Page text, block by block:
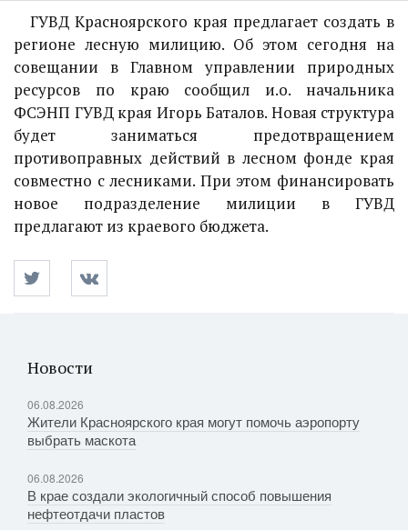
ГУВД Красноярского края предлагает создать в
регионе лесную милицию. Об этом сегодня на
совещании в Главном управлении природных
ресурсов по краю сообщил и.о. начальника
ФСЭНП ГУВД края Игорь Баталов. Новая структура
будет заниматься предотвращением
противоправных действий в лесном фонде края
совместно с лесниками. При этом финансировать
новое подразделение милиции в ГУВД
предлагают из краевого бюджета.
Новости
06.08.2026
Жители Красноярского края могут помочь аэропорту
выбрать маскота
06.08.2026
В крае создали экологичный способ повышения
нефтеотдачи пластов